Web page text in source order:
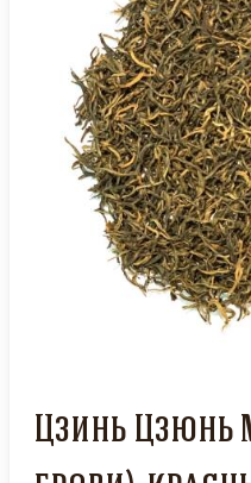
Цзинь Цзюнь